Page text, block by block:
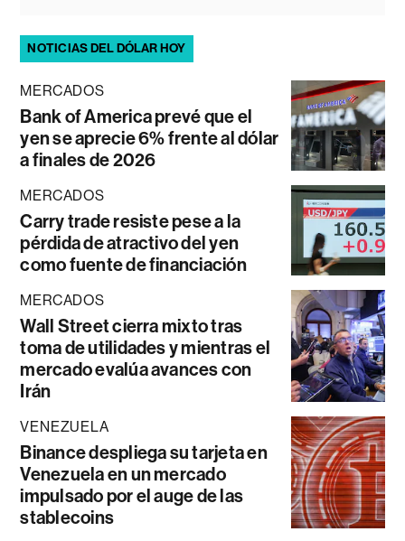
NOTICIAS DEL DÓLAR HOY
MERCADOS
Bank of America prevé que el
yen se aprecie 6% frente al dólar
a finales de 2026
MERCADOS
Carry trade resiste pese a la
pérdida de atractivo del yen
como fuente de financiación
MERCADOS
Wall Street cierra mixto tras
toma de utilidades y mientras el
mercado evalúa avances con
Irán
VENEZUELA
Binance despliega su tarjeta en
Venezuela en un mercado
impulsado por el auge de las
stablecoins